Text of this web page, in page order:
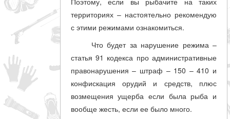
территориях – настоятельно рекомендую
с этими режимами ознакомиться.
Что будет за нарушение режима –
статья 91 кодекса про административные
правонарушения – штраф – 150 – 410 и
конфискация орудий и средств, плюс
возмещения ущерба если была рыба и
вообще жесть, если ее было много.